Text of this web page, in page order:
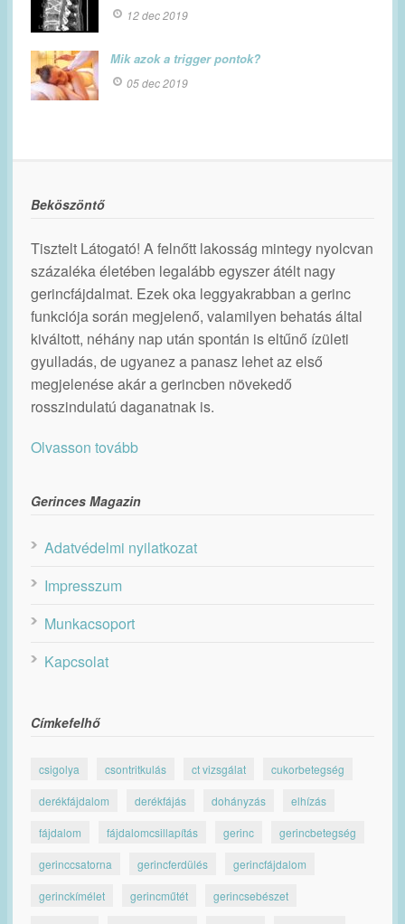
12 dec 2019
Mik azok a trigger pontok?
05 dec 2019
Beköszöntő
Tisztelt Látogató! A felnőtt lakosság mintegy nyolcvan
százaléka életében legalább egyszer átélt nagy
gerincfájdalmat. Ezek oka leggyakrabban a gerinc
funkciója során megjelenő, valamilyen behatás által
kiváltott, néhány nap után spontán is eltűnő ízületi
gyulladás, de ugyanez a panasz lehet az első
megjelenése akár a gerincben növekedő
rosszindulatú daganatnak is.
Olvasson tovább
Gerinces Magazin
Adatvédelmi nyilatkozat
Impresszum
Munkacsoport
Kapcsolat
Címkefelhő
csigolya csontritkulás ct vizsgálat cukorbetegség
derékfájdalom derékfájás dohányzás elhízás
fájdalom fájdalomcsillapítás gerinc gerincbetegség
gerinccsatorna gerincferdülés gerincfájdalom
gerinckímélet gerincműtét gerincsebészet